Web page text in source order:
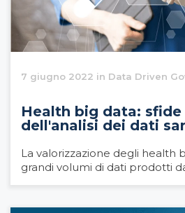
7 giugno 2022 in Data Driven
Health big data:
dell'analisi dei dati
La valorizzazione degli health
grandi volumi di dati prodotti